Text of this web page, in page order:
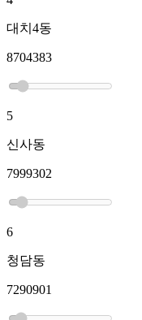
대치4동
8704383
5
신사동
7999302
6
청담동
7290901